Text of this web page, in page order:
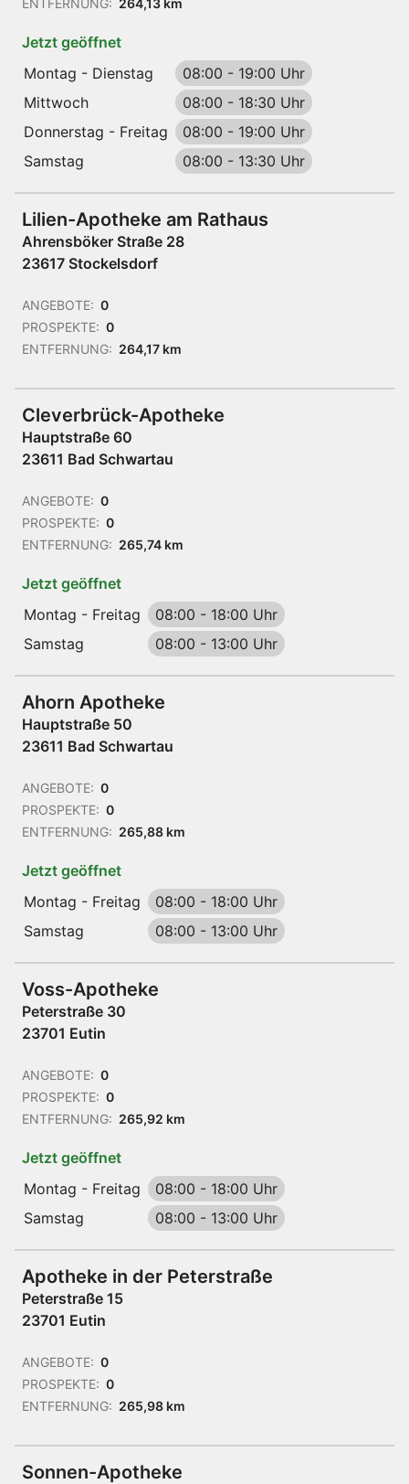
ENTFERNUNG: 264,13 km
Jetzt geöffnet
Montag - Dienstag
08:00 - 19:00 Uhr
Mittwoch
08:00 - 18:30 Uhr
Donnerstag - Freitag
08:00 - 19:00 Uhr
Samstag
08:00 - 13:30 Uhr
Lilien-Apotheke am Rathaus
Ahrensböker Straße 28
23617 Stockelsdorf
ANGEBOTE: 0
PROSPEKTE: 0
ENTFERNUNG: 264,17 km
Cleverbrück-Apotheke
Hauptstraße 60
23611 Bad Schwartau
ANGEBOTE: 0
PROSPEKTE: 0
ENTFERNUNG: 265,74 km
Jetzt geöffnet
Montag - Freitag
08:00 - 18:00 Uhr
Samstag
08:00 - 13:00 Uhr
Ahorn Apotheke
Hauptstraße 50
23611 Bad Schwartau
ANGEBOTE: 0
PROSPEKTE: 0
ENTFERNUNG: 265,88 km
Jetzt geöffnet
Montag - Freitag
08:00 - 18:00 Uhr
Samstag
08:00 - 13:00 Uhr
Voss-Apotheke
Peterstraße 30
23701 Eutin
ANGEBOTE: 0
PROSPEKTE: 0
ENTFERNUNG: 265,92 km
Jetzt geöffnet
Montag - Freitag
08:00 - 18:00 Uhr
Samstag
08:00 - 13:00 Uhr
Apotheke in der Peterstraße
Peterstraße 15
23701 Eutin
ANGEBOTE: 0
PROSPEKTE: 0
ENTFERNUNG: 265,98 km
Sonnen-Apotheke